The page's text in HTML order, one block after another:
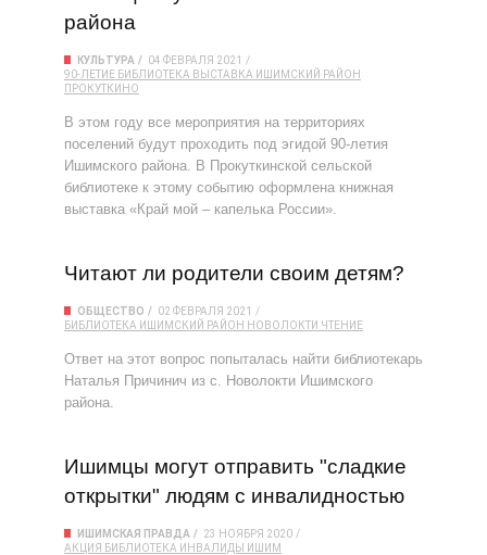
района
КУЛЬТУРА
04 ФЕВРАЛЯ 2021
90-ЛЕТИЕ БИБЛИОТЕКА ВЫСТАВКА ИШИМСКИЙ РАЙОН
ПРОКУТКИНО
В этом году все мероприятия на территориях
поселений будут проходить под эгидой 90-летия
Ишимского района. В Прокуткинской сельской
библиотеке к этому событию оформлена книжная
выставка «Край мой – капелька России».
Читают ли родители своим детям?
ОБЩЕСТВО
02 ФЕВРАЛЯ 2021
БИБЛИОТЕКА ИШИМСКИЙ РАЙОН НОВОЛОКТИ ЧТЕНИЕ
Ответ на этот вопрос попыталась найти библиотекарь
Наталья Причинич из с. Новолокти Ишимского
района.
Ишимцы могут отправить "сладкие
открытки" людям с инвалидностью
ИШИМСКАЯ ПРАВДА
23 НОЯБРЯ 2020
АКЦИЯ БИБЛИОТЕКА ИНВАЛИДЫ ИШИМ